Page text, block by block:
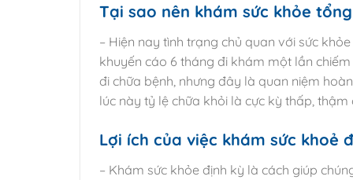
Tại sao nên khám sức khỏe
– Hiện nay tình trạng chủ quan với sức
khuyến cáo 6 tháng đi khám một lần
đi chữa bệnh, nhưng đây là quan niệm
lúc này tỷ lệ chữa khỏi là cực kỳ thấp,
Lợi ích của việc khám sức khoẻ
– Khám sức khỏe định kỳ là cách giúp